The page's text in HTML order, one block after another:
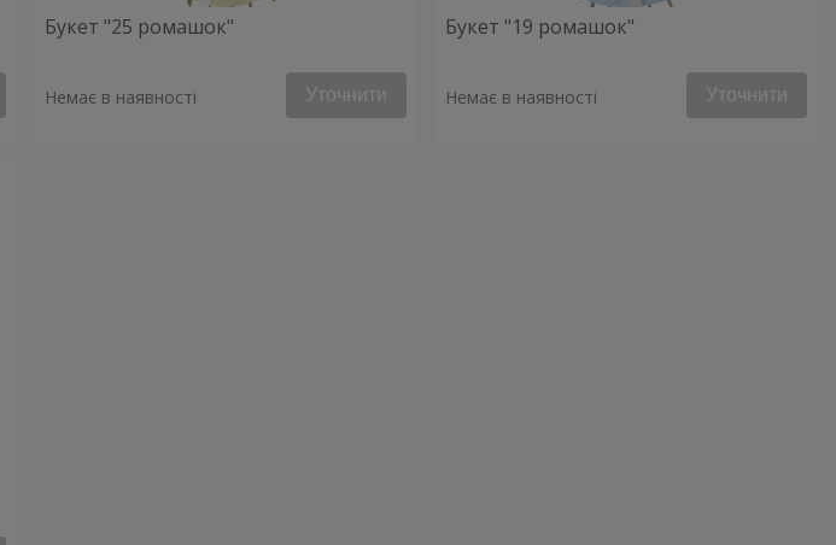
Букет "25 ромашок"
Немає в наявності Уточнити
Букет "19 ромашок"
Немає в наявності Уточнити